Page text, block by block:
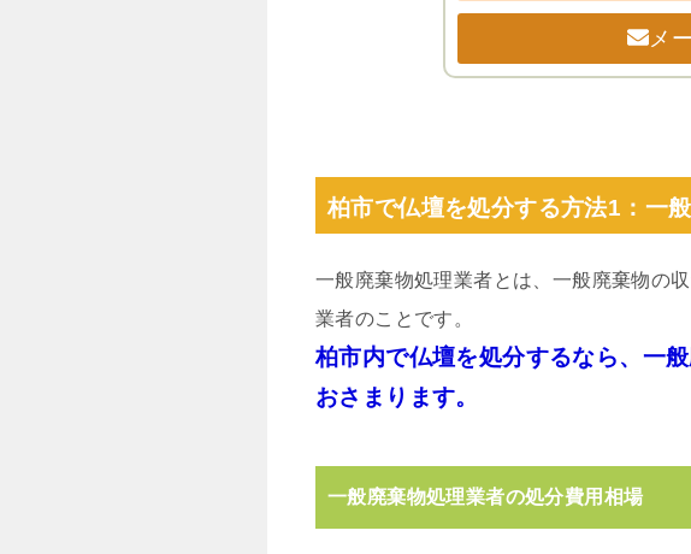
メ
柏市で仏壇を処分する方法1：一
一般廃棄物処理業者とは、一般廃棄物の
業者のことです。
柏市内で仏壇を処分するなら、一
おさまります。
一般廃棄物処理業者の処分費用相場